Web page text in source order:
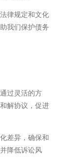
律规定和文化
我们保护债务
过灵活的方
解协议，促进
差异，确保和
降低诉讼风